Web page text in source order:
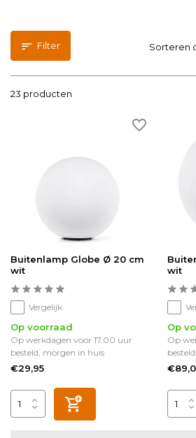
Filter
23 producten
Sorteren
Buitenlamp Globe Ø 20 cm
wit
Vergelijk
Op voorraad
Op werkdagen voor 17.00 uur
besteld, morgen in huis
€29,95
wit
Op
Op